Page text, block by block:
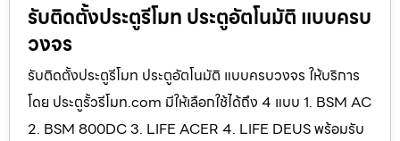
รับติดตั้งประตูรีโมท ประตูอัตโนมัติ แบบครบ
วงจร
รับติดตั้งประตูรีโมท ประตูอัตโนมัติ แบบครบวงจร ให้บริการ
โดย ประตูรั้วรีโมท.com มีให้เลือกใช้ได้ถึง 4 แบบ 1. BSM AC
2. BSM 800DC 3. LIFE ACER 4. LIFE DEUS พร้อมรับ